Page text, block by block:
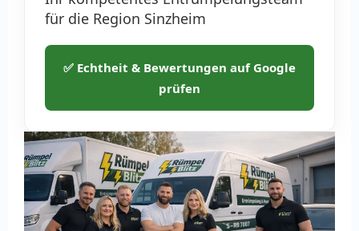
für die Region Sinzheim
✅ Echtheit & Bewertungen auf Google
prüfen